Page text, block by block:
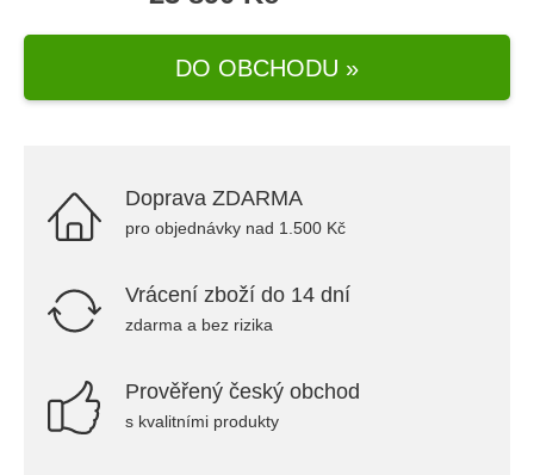
DO OBCHODU »
Doprava ZDARMA
pro objednávky nad 1.500 Kč
Vrácení zboží do 14 dní
zdarma a bez rizika
Prověřený český obchod
s kvalitními produkty